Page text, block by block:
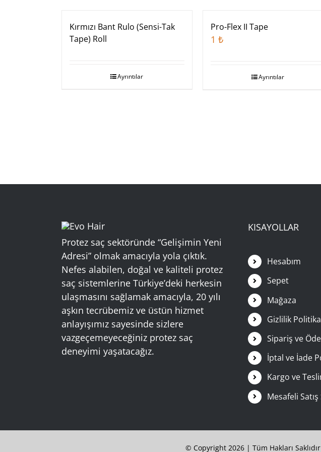
Kırmızı Bant Rulo (Sensi-Tak
Tape) Roll
Ayrıntılar
Pro-Flex II Tape
1 ₺
Ayrıntılar
Protez saç sektöründe “Gelişimin Yeni
Adresi” olmak amacıyla yola çıktık.
Nefes alabilen, doğal ve kaliteli protez
saç sistemlerine Türkiye’deki herkesin
ulaşmasını sağlamak amacıyla, 20 yılı
aşkın tecrübemiz ve üstün hizmet
anlayışımız sayesinde sizlere
vazgeçemeyeceğiniz protez saç
deneyimi yaşatacağız.
KISAYOLLAR
Hesabım
Sepet
Mağaza
Gizlilik
Sipariş ve
İptal ve İade
Kargo ve
Mesafeli
© Copyright 2026 | Tüm Hakları